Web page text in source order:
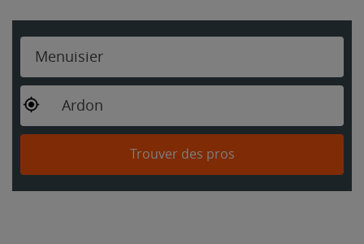
Menuisier
Ardon
Trouver des pros